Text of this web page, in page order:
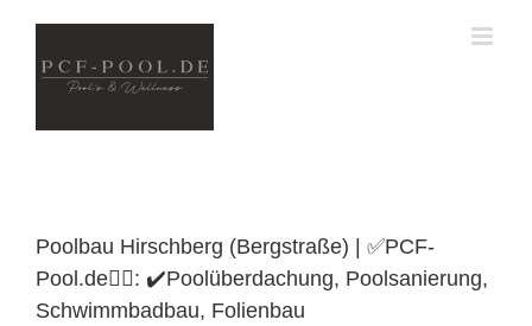
content
Poolbau Hirschberg (Bergstraße) | ✅PCF-
Pool.de🏊🏼: ✔️Poolüberdachung, Poolsanierung,
Schwimmbadbau, Folienbau